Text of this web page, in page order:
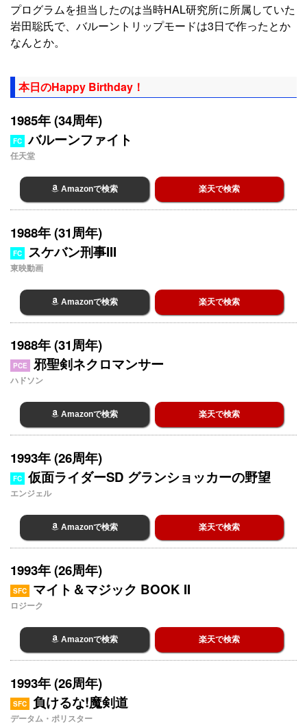
プログラムを担当したのは当時HAL研究所に所属していた
岩田聡氏で、バルーントリップモードは3日で作ったとか
なんとか。
本日のHappy Birthday！
1985年 (34周年)
FC バルーンファイト
任天堂
Amazonで検索 楽天で検索
1988年 (31周年)
FC スケバン刑事III
東映動画
Amazonで検索 楽天で検索
1988年 (31周年)
PCE 邪聖剣ネクロマンサー
ハドソン
Amazonで検索 楽天で検索
1993年 (26周年)
FC 仮面ライダーSD グランショッカーの野望
エンジェル
Amazonで検索 楽天で検索
1993年 (26周年)
SFC マイト＆マジック BOOK II
ロジーク
Amazonで検索 楽天で検索
1993年 (26周年)
SFC 負けるな!魔剣道
データム・ポリスター